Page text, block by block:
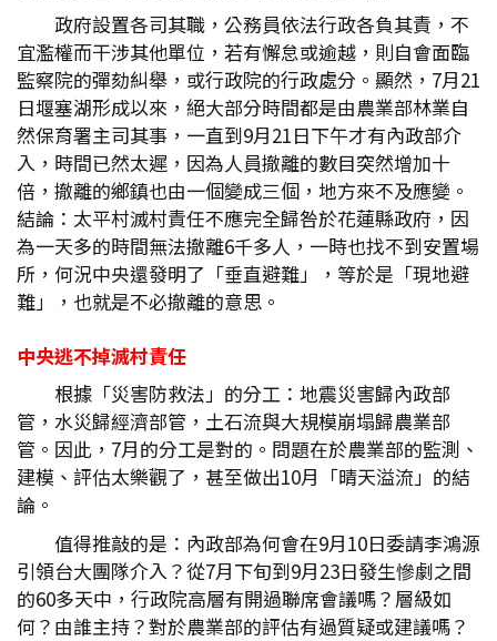
政府設置各司其職，公務員依法行政各負其責，不
宜濫權而干涉其他單位，若有懈怠或逾越，則自會面臨
監察院的彈劾糾舉，或行政院的行政處分。顯然，7月21
日堰塞湖形成以來，絕大部分時間都是由農業部林業自
然保育署主司其事，一直到9月21日下午才有內政部介
入，時間已然太遲，因為人員撤離的數目突然增加十
倍，撤離的鄉鎮也由一個變成三個，地方來不及應變。
結論：太平村滅村責任不應完全歸咎於花蓮縣政府，因
為一天多的時間無法撤離6千多人，一時也找不到安置場
所，何況中央還發明了「垂直避難」，等於是「現地避
難」，也就是不必撤離的意思。
中央逃不掉滅村責任
根據「災害防救法」的分工：地震災害歸內政部
管，水災歸經濟部管，土石流與大規模崩塌歸農業部
管。因此，7月的分工是對的。問題在於農業部的監測、
建模、評估太樂觀了，甚至做出10月「晴天溢流」的結
論。
值得推敲的是：內政部為何會在9月10日委請李鴻源
引領台大團隊介入？從7月下旬到9月23日發生慘劇之間
的60多天中，行政院高層有開過聯席會議嗎？層級如
何？由誰主持？對於農業部的評估有過質疑或建議嗎？